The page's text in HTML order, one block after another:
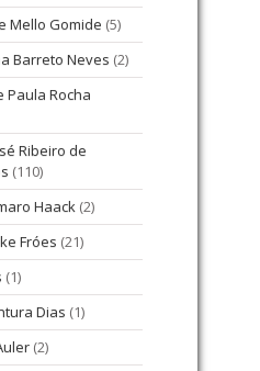
Mello Gomide (5)
Barreto Neves (2)
Paula Rocha
Ribeiro de
(110)
Haack (2)
Fróes (21)
(1)
Dias (1)
(2)